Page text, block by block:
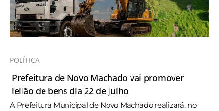
POLÍTICA
Prefeitura de Novo Machado vai promover
leilão de bens dia 22 de julho
A Prefeitura Municipal de Novo Machado realizará, no